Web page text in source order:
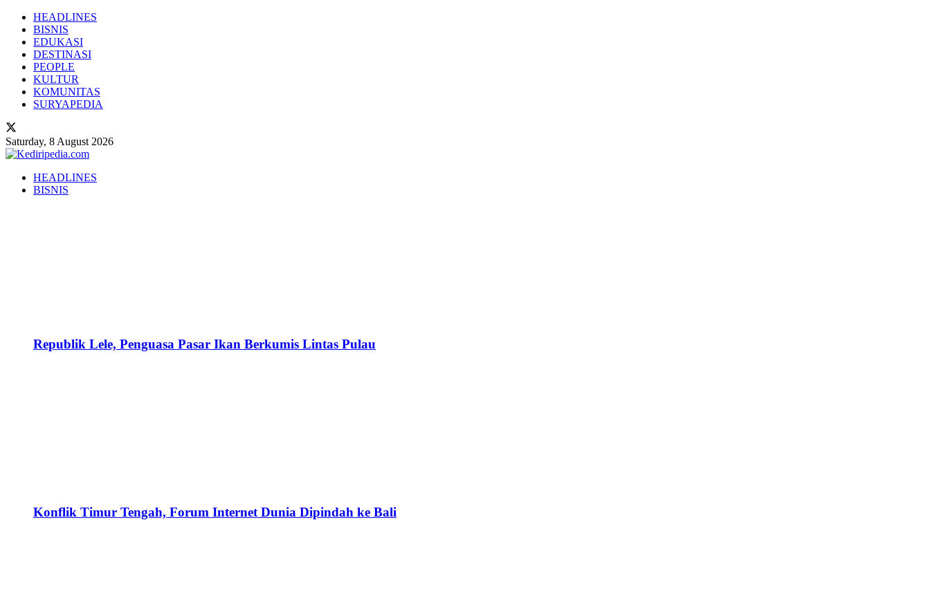
HEADLINES
BISNIS
EDUKASI
DESTINASI
PEOPLE
KULTUR
KOMUNITAS
SURYAPEDIA
Saturday, 8 August 2026
HEADLINES
BISNIS
Republik Lele, Penguasa Pasar Ikan Berkumis Lintas Pulau
Konflik Timur Tengah, Forum Internet Dunia Dipindah ke Bali